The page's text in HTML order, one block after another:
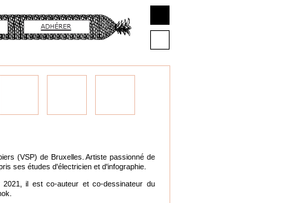
(VSP) de Bruxelles. Artiste passionné de
ses études d'électricien et d'infographie.
2021, il est co-auteur et co-dessinateur du